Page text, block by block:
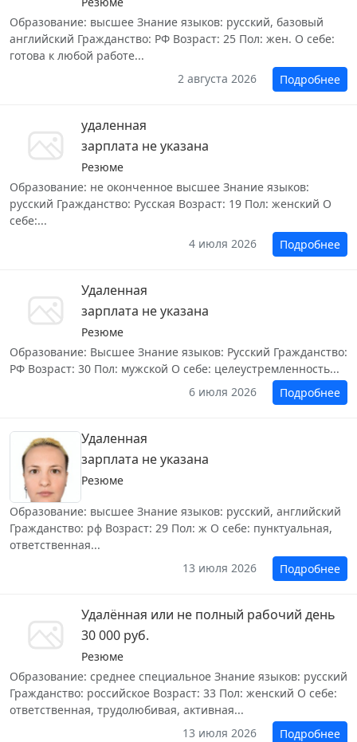
Образование: высшее Знание языков: русский, базовый
английский Гражданство: РФ Возраст: 25 Пол: жен. О себе:
готова к любой работе...
2 августа 2026
Подробнее
удаленная
зарплата не указана
Резюме
Образование: не оконченное высшее Знание языков:
русский Гражданство: Русская Возраст: 19 Пол: женский О
себе:...
4 июля 2026
Подробнее
Удаленная
зарплата не указана
Резюме
Образование: Высшее Знание языков: Русский Гражданство:
РФ Возраст: 30 Пол: мужской О себе: целеустремленность...
6 июля 2026
Подробнее
Удаленная
зарплата не указана
Резюме
Образование: высшее Знание языков: русский, английский
Гражданство: рф Возраст: 29 Пол: ж О себе: пунктуальная,
ответственная...
13 июля 2026
Подробнее
Удалённая или не полный рабочий день
30 000 руб.
Резюме
Образование: среднее специальное Знание языков: русский
Гражданство: российское Возраст: 33 Пол: женский О себе:
ответственная, трудолюбивая, активная...
13 июля 2026
Подробнее